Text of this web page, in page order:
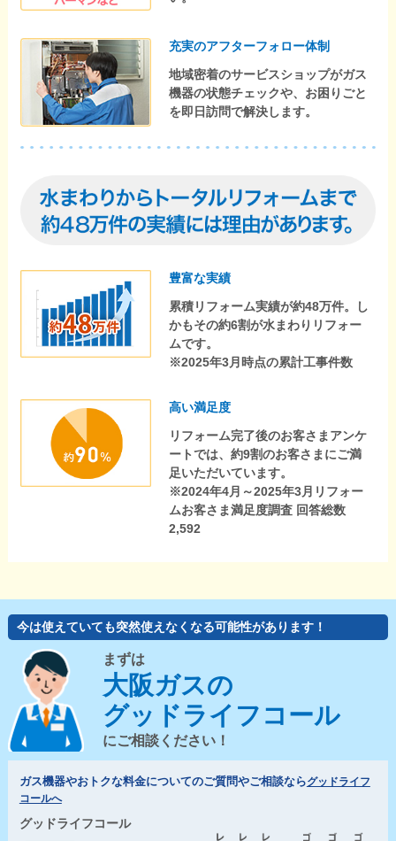
充実のアフターフォロー体制
地域密着のサービスショップがガス
機器の状態チェックや、お困りごと
を即日訪問で解決します。
豊富な実績
累積リフォーム実績が約48万件。し
かもその約6割が水まわりリフォー
ムです。
※2025年3月時点の累計工事件数
高い満足度
リフォーム完了後のお客さまアンケ
ートでは、約9割のお客さまにご満
足いただいています。
※2024年4月～2025年3月リフォー
ムお客さま満足度調査 回答総数
2,592
今は使えていても突然使えなくなる可能性があります！
まずは
大阪ガスの
グッドライフコール
にご相談ください！
ガス機器やおトクな料金についてのご質問やご相談ならグッドライフ
コールへ
グッドライフコール